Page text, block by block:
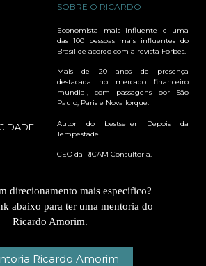
SOBRE O RICARDO
Economista mais influente e uma
das 100 pessoas mais influentes do
Brasil de acordo com a revista Forbes.
Mais de 20 anos de presença
destacada no mercado financeiro
mundial, com passagens por São
Paulo, Paris e Nova Iorque.
Autor do bestseller Depois da
Tempestade.
CEO da RICAM Consultoria.
direcionamento mais específico?
abaixo para ter uma mentoria do
Ricardo Amorim.
Ricardo Amorim